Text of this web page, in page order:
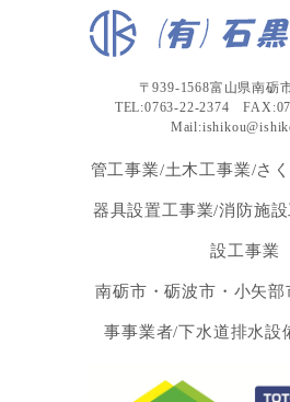
〒939-1568富山県南砺
TEL:0763-22-2374
管工事業/土木工事業/さ
器具設置工事業/消防施
設工事業
南砺市・砺波市・小矢部
事事業者/下水道排水設